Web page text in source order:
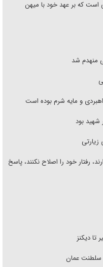
است که بر عهد خود با میهن
منهدم شد
و مایه شرم بوده است
بود
رفتار خود را اصلاح نکنند، پاسخ
تا دیکنز
سلطنت عمان